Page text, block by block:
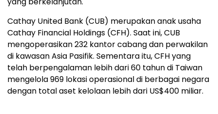
Cathay United Bank (CUB) merupakan anak usaha
Cathay Financial Holdings (CFH). Saat ini, CUB
mengoperasikan 232 kantor cabang dan perwakilan
di kawasan Asia Pasifik. Sementara itu, CFH yang
telah berpengalaman lebih dari 60 tahun di Taiwan
mengelola 969 lokasi operasional di berbagai negara
dengan total aset kelolaan lebih dari US$400 miliar.